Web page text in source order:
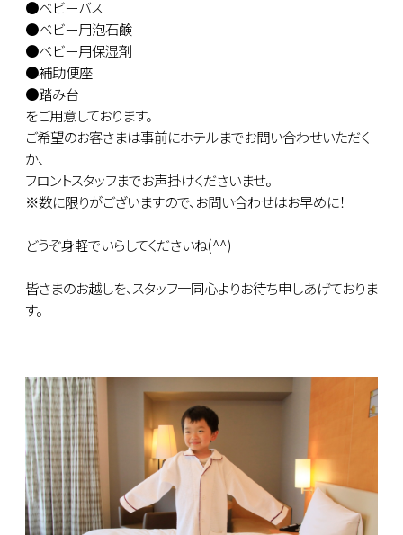
●ベビーバス
●ベビー用泡石鹸
●ベビー用保湿剤
●補助便座
●踏み台
をご用意しております。
ご希望のお客さまは事前にホテルまでお問い合わせいただく
か、
フロントスタッフまでお声掛けくださいませ。
※数に限りがございますので、お問い合わせはお早めに！
どうぞ身軽でいらしてくださいね(^^)
皆さまのお越しを、スタッフ一同心よりお待ち申しあげておりま
す。